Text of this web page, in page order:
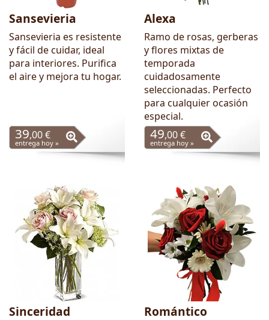
Sansevieria
Sansevieria es resistente
y fácil de cuidar, ideal
para interiores. Purifica
el aire y mejora tu hogar.
39,00 €
entrega hoy »
Alexa
Ramo de rosas, gerberas
y flores mixtas de
temporada
cuidadosamente
seleccionadas. Perfecto
para cualquier ocasión
especial.
49,00 €
entrega hoy »
Sinceridad Romántico